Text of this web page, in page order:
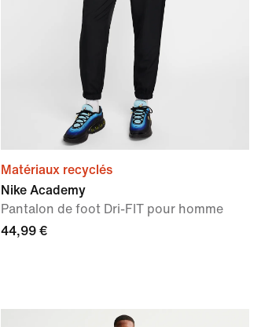
Matériaux recyclés
Nike Academy
Pantalon de foot Dri-FIT pour homme
44,99 €